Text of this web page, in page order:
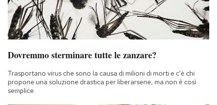
Dovremmo sterminare tutte le zanzare?
Trasportano virus che sono la causa di milioni di morti e c'è chi
propone una soluzione drastica per liberarsene, ma non è così
semplice